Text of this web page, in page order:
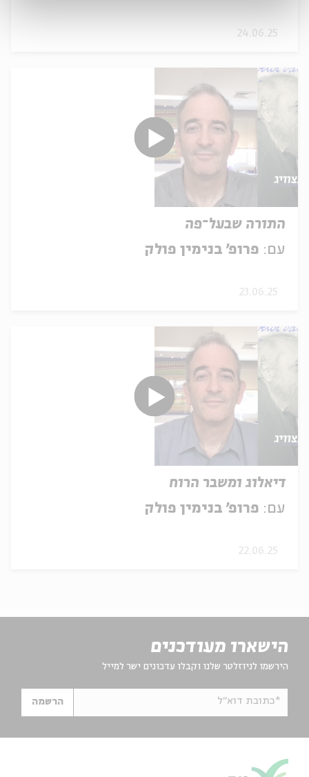
24.06.25
התורה שבעל־פה
עם: פרופ' בנימין פולק
23.06.25
דיאלוג ומשבר הרוח
עם: פרופ' בנימין פולק
22.06.25
הישארו מעודכנים
הירשמו לניוזלטר שלנו וקבלו עדכונים ישר למייל
*כתובת דוא"ל הרשמה